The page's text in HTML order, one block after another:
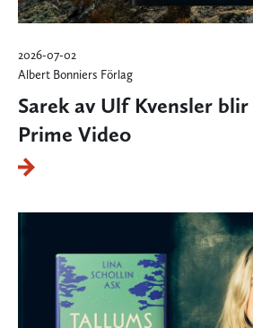
2026-07-02
Albert Bonniers Förlag
Sarek av Ulf Kvensler
Prime Video